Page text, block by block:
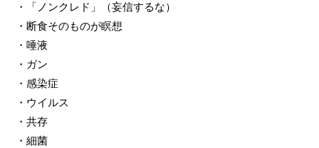
・「ノンクレド」（妄信するな）
・断食そのものが瞑想
・唾液
・ガン
・感染症
・ウイルス
・共存
・細菌